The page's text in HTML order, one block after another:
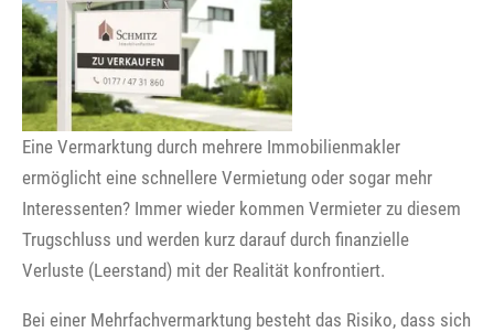
Eine Vermarktung durch mehrere Immobilienmakler
ermöglicht eine schnellere Vermietung oder sogar mehr
Interessenten? Immer wieder kommen Vermieter zu diesem
Trugschluss und werden kurz darauf durch finanzielle
Verluste (Leerstand) mit der Realität konfrontiert.
Bei einer Mehrfachvermarktung besteht das Risiko, dass sich